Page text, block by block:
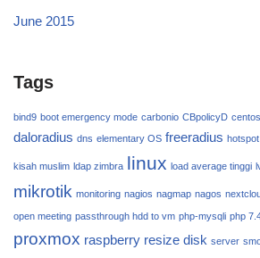
June 2015
Tags
bind9 boot emergency mode carbonio CBpolicyD centos
daloradius dns elementary OS freeradius hotspot
kisah muslim ldap zimbra linux load average tinggi
mikrotik monitoring nagios nagmap nagos
open meeting passthrough hdd to vm php-mysqli php
proxmox raspberry resize disk server